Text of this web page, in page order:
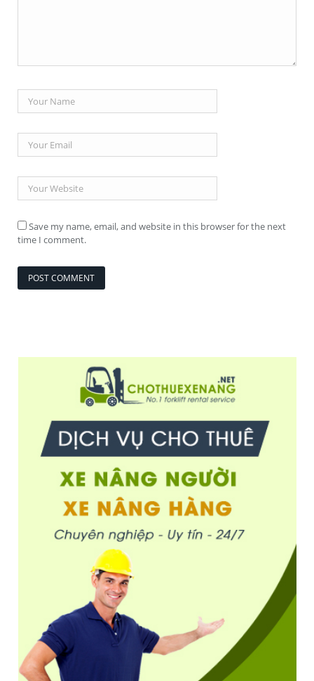
Save my name, email, and website in this browser for the next
time I comment.